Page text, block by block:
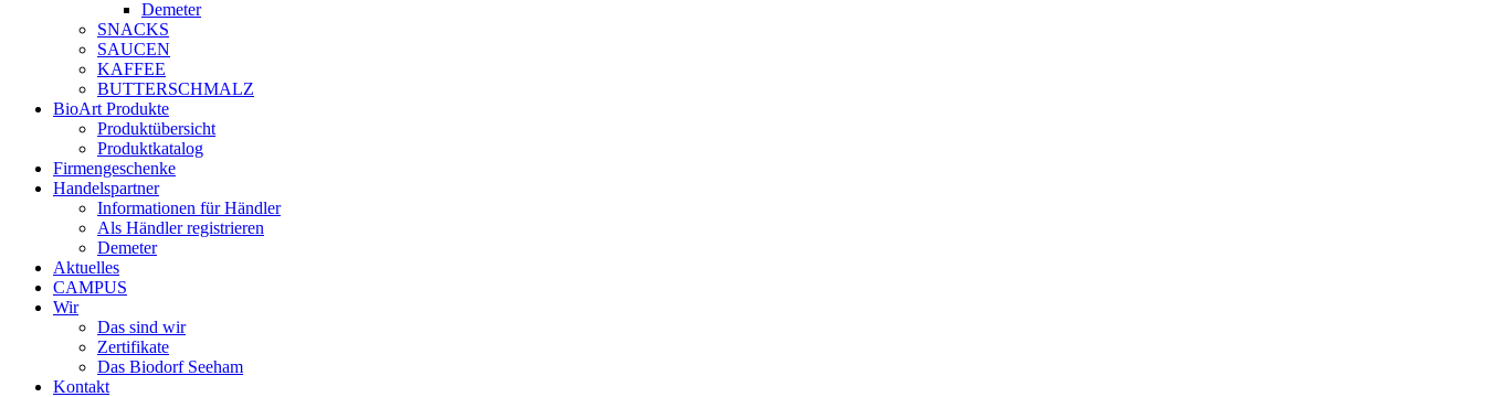
Demeter
SNACKS
SAUCEN
KAFFEE
BUTTERSCHMALZ
BioArt Produkte
Produktübersicht
Produktkatalog
Firmengeschenke
Handelspartner
Informationen für Händler
Als Händler registrieren
Demeter
Aktuelles
CAMPUS
Wir
Das sind wir
Zertifikate
Das Biodorf Seeham
Kontakt